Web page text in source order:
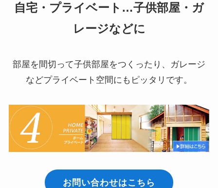
自宅・プライベート…子供部屋・ガ
レージなどに
部屋を間切って子供部屋をつくったり、ガレージ
などプライベート空間にもピッタリです。
お問い合わせはこちら